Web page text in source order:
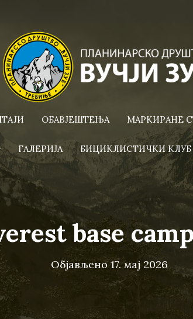
ОБАВЈЕШТЕЊА МАРКИРАНЕ
ГАЛЕРИЈА БИЦИКЛИСТИЧКИ КЛУБ
base
Објављено17. мај 2026